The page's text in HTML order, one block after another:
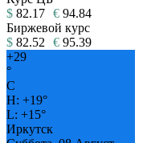
$ 82.17 € 94.84
Биржевой курс
$ 82.52 € 95.39
+29
°
C
H: +19°
L: +15°
Иркутск